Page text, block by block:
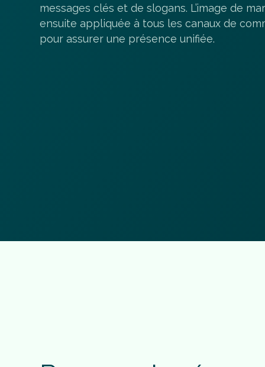
messages clés et de slogans. L’image de
ensuite appliquée à tous les canaux de
pour assurer une présence unifiée.